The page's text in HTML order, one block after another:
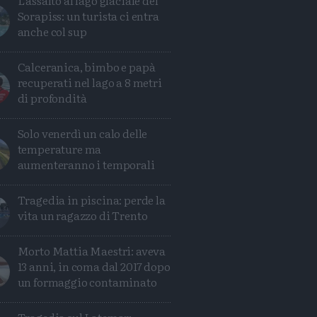
Sorapiss: un turista ci entra
anche col sup
Calceranica, bimbo e papà
recuperati nel lago a 8 metri
di profondità
Solo venerdì un calo delle
temperature ma
aumenteranno i temporali
Tragedia in piscina: perde la
vita un ragazzo di Trento
Morto Mattia Maestri: aveva
13 anni, in coma dal 2017 dopo
un formaggio contaminato